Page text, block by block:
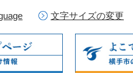
文字サイズの変更